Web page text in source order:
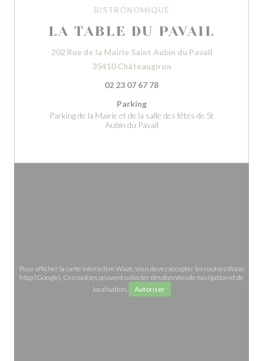
BISTRONOMIQUE
LA TABLE DU PAVAIL
202 Rue de la Mairie Saint Aubin du Pavail
35410 Châteaugiron((ouvre une nouvelle
02 23 07 67 78
Parking
Parking de la Mairie et de la salle des fêtes de St
Aubin du Pavail
Pour afficher la carte interactive Waze, vous devez accepter les cookies Waze
Map (Google). Ces cookies peuvent collecter des données de navigation et de
localisation.
Autoriser